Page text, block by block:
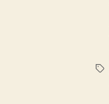
Tags